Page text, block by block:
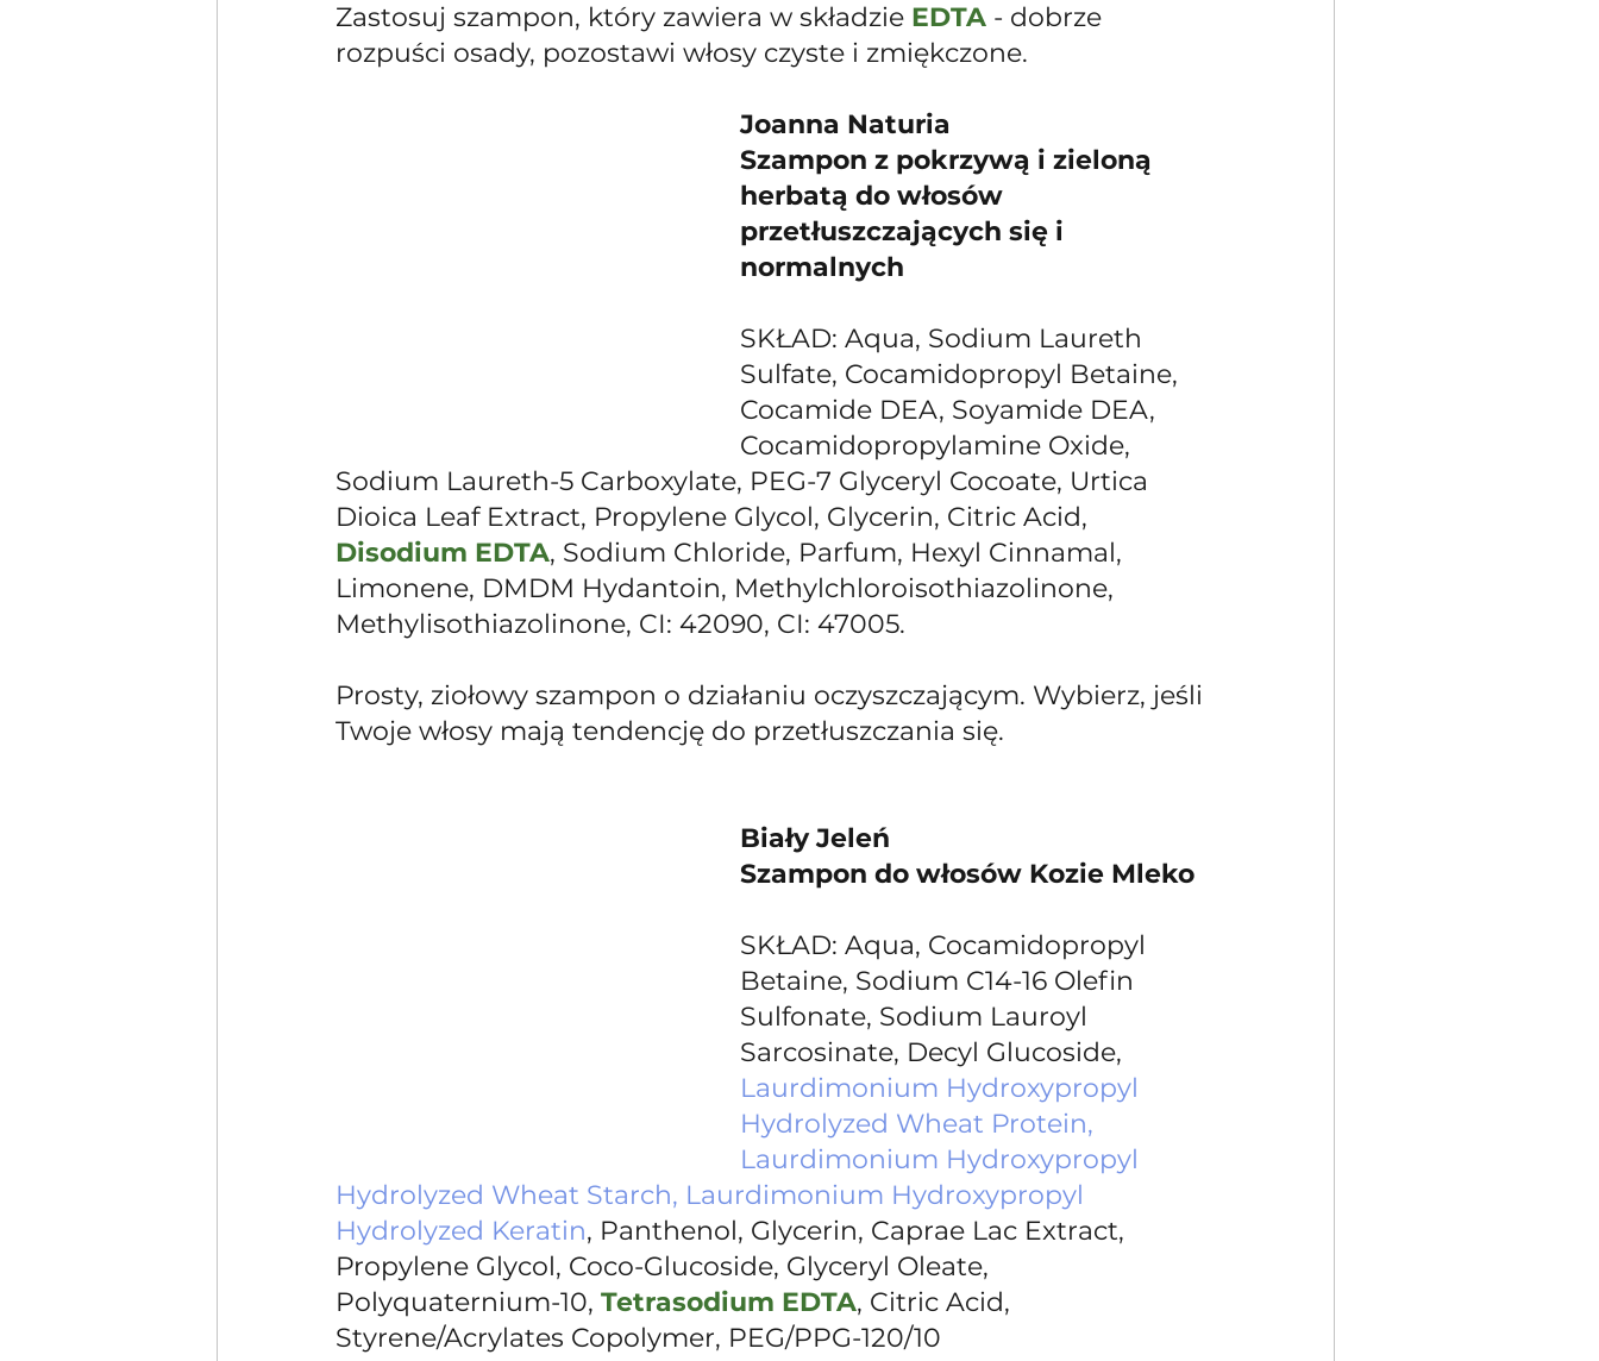
Zastosuj szampon, który zawiera w składzie EDTA - dobrze
rozpuści osady, pozostawi włosy czyste i zmiękczone.
Joanna Naturia
Szampon z pokrzywą i zieloną
herbatą do włosów
przetłuszczających się i
normalnych
SKŁAD: Aqua, Sodium Laureth
Sulfate, Cocamidopropyl Betaine,
Cocamide DEA, Soyamide DEA,
Cocamidopropylamine Oxide,
Sodium Laureth-5 Carboxylate, PEG-7 Glyceryl Cocoate, Urtica
Dioica Leaf Extract, Propylene Glycol, Glycerin, Citric Acid,
Disodium EDTA, Sodium Chloride, Parfum, Hexyl Cinnamal,
Limonene, DMDM Hydantoin, Methylchloroisothiazolinone,
Methylisothiazolinone, CI: 42090, CI: 47005.
Prosty, ziołowy szampon o działaniu oczyszczającym. Wybierz, jeśli
Twoje włosy mają tendencję do przetłuszczania się.
Biały Jeleń
Szampon do włosów Kozie Mleko
SKŁAD: Aqua, Cocamidopropyl
Betaine, Sodium C14-16 Olefin
Sulfonate, Sodium Lauroyl
Sarcosinate, Decyl Glucoside,
Laurdimonium Hydroxypropyl
Hydrolyzed Wheat Protein,
Laurdimonium Hydroxypropyl
Hydrolyzed Wheat Starch, Laurdimonium Hydroxypropyl
Hydrolyzed Keratin, Panthenol, Glycerin, Caprae Lac Extract,
Propylene Glycol, Coco-Glucoside, Glyceryl Oleate,
Polyquaternium-10, Tetrasodium EDTA, Citric Acid,
Styrene/Acrylates Copolymer, PEG/PPG-120/10